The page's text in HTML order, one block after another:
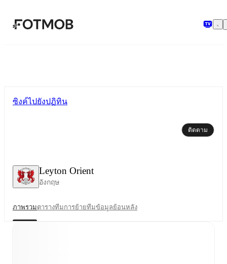
ข้ามไปยังเนื้อหาหลัก
Leyton Orient
อังกฤษ
ซิงค์ไปยังปฏิทิน
ติดตาม
ภาพรวมตารางทีมการย้ายทีมข้อมูลย้อนหลัง